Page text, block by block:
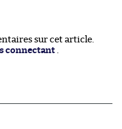
sur cet article.
connectant